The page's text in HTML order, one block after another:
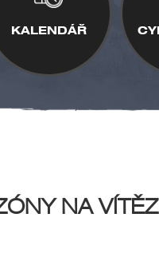
KALENDÁŘ
NA